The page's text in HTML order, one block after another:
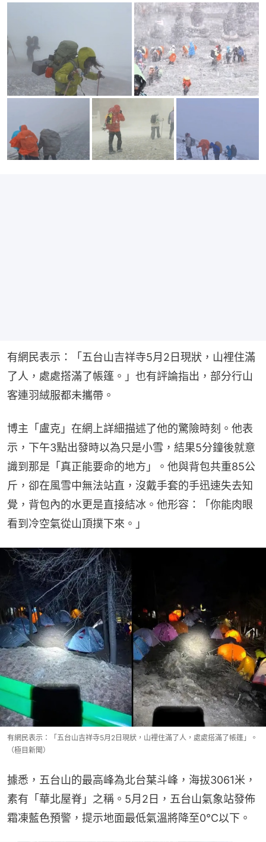
有網民表示：「五台山吉祥寺5月2日現狀，山裡住滿
了人，處處搭滿了帳篷。」也有評論指出，部分行山
客連羽絨服都未攜帶。
博主「盧克」在網上詳細描述了他的驚險時刻。他表
示，下午3點出發時以為只是小雪，結果5分鐘後就意
識到那是「真正能要命的地方」。他與背包共重85公
斤，卻在風雪中無法站直，沒戴手套的手迅速失去知
覺，背包內的水更是直接結冰。他形容：「你能肉眼
看到冷空氣從山頂撲下來。」
有網民表示：「五台山吉祥寺5月2日現狀，山裡住滿了人，處處搭滿了帳篷」。
（極目新聞）
據悉，五台山的最高峰為北台葉斗峰，海拔‌3061米‌，
素有「華北屋脊」之稱。5月2日，五台山氣象站發佈
霜凍藍色預警，提示地面最低氣溫將降至0℃以下。